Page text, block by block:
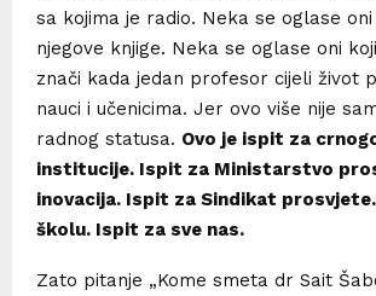
sa kojima je radio. Neka se oglase
njegove knjige. Neka se oglase oni
znači kada jedan profesor cijeli život
nauci i učenicima. Jer ovo više nije
radnog statusa. Ovo je ispit za
institucije. Ispit za Ministarstvo
inovacija. Ispit za Sindikat
školu. Ispit za sve nas.
Zato pitanje „Kome smeta dr Sait